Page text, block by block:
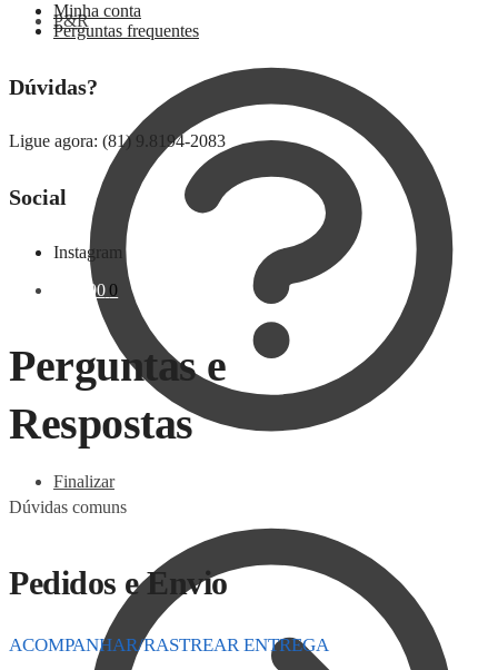
P&R
Finalizar
Minha conta
Perguntas frequentes
Dúvidas?
Ligue agora: (81) 9.8194-2083
Social
Instagram
0,00 0
Perguntas e
Respostas
Dúvidas comuns
Pedidos e Envio
ACOMPANHAR/RASTREAR ENTREGA